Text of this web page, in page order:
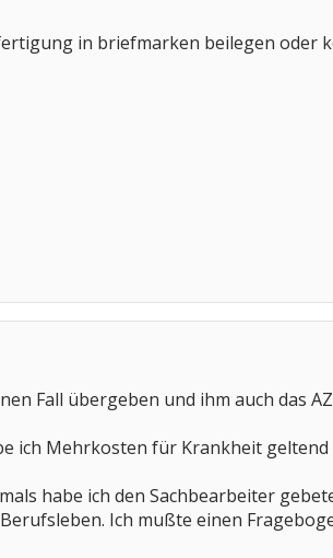
in briefmarken beilegen oder
Fall übergeben und ihm auch das
ich Mehrkosten für Krankheit
habe ich den Sachbearbeiter
Ich mußte einen